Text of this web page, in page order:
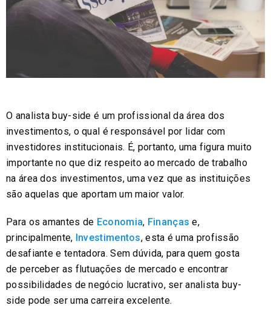
O analista buy-side é um profissional da área dos
investimentos, o qual é responsável por lidar com
investidores institucionais. É, portanto, uma figura muito
importante no que diz respeito ao mercado de trabalho
na área dos investimentos, uma vez que as instituições
são aquelas que aportam um maior valor.
Para os amantes de Economia, Finançase,
principalmente, Investimentos, esta é uma profissão
desafiante e tentadora. Sem dúvida, para quem gosta
de perceber as flutuações de mercado e encontrar
possibilidades de negócio lucrativo, ser analista buy-
side pode ser uma carreira excelente.